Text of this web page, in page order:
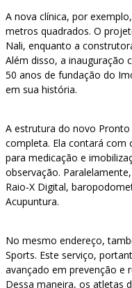
A nova clínica, por
metros quadrados. O
Nali, enquanto a
Além disso, a inauguração
50 anos de fundação do
em sua história.
A estrutura do novo
completa. Ela contará com
para medicação e
observação.
Raio-X Digital,
Acupuntura.
No mesmo endereço,
Sports. Este serviço,
avançado em prevenção e
Dessa maneira, os atletas